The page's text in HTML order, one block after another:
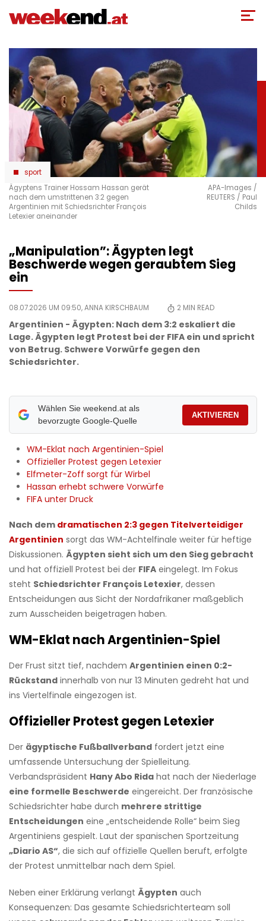
zum
sport
Ägyptens Trainer Hossam Hassan gerät
nach dem umstrittenen 3:2 gegen
Argentinien mit Schiedsrichter François
Letexier aneinander
APA-Images /
REUTERS / Paul
Childs
„Manipulation”: Ägypten legt
Beschwerde wegen geraubtem Sieg
ein
08.07.2026 UM 09:50,ANNA KIRSCHBAUM 2 MIN READ
Argentinien - Ägypten: Nach dem 3:2 eskaliert die
Lage. Ägypten legt Protest bei der FIFA ein und spricht
von Betrug. Schwere Vorwürfe gegen den
Schiedsrichter.
Wählen Sie weekend.at als
bevorzugte Google-Quelle
AKTIVIEREN
​WM-Eklat nach Argentinien-Spiel
​Offizieller Protest gegen Letexier
​Elfmeter-Zoff sorgt für Wirbel
​Hassan erhebt schwere Vorwürfe
​FIFA unter Druck
Nach dem dramatischen 2:3 gegen Titelverteidiger
Argentinien sorgt das WM-Achtelfinale weiter für heftige
Diskussionen. Ägypten sieht sich um den Sieg gebracht
und hat offiziell Protest bei der FIFA eingelegt. Im Fokus
steht Schiedsrichter François Letexier, dessen
Entscheidungen aus Sicht der Nordafrikaner maßgeblich
zum Ausscheiden beigetragen haben.
WM-Eklat nach Argentinien-Spiel
Der Frust sitzt tief, nachdem Argentinien einen 0:2-
Rückstand innerhalb von nur 13 Minuten gedreht hat und
ins Viertelfinale eingezogen ist.
Offizieller Protest gegen Letexier
Der ägyptische Fußballverband fordert jetzt eine
umfassende Untersuchung der Spielleitung.
Verbandspräsident Hany Abo Rida hat nach der Niederlage
eine formelle Beschwerde eingereicht. Der französische
Schiedsrichter habe durch mehrere strittige
Entscheidungen eine „entscheidende Rolle“ beim Sieg
Argentiniens gespielt. Laut der spanischen Sportzeitung
„Diario AS“, die sich auf offizielle Quellen beruft, erfolgte
der Protest unmittelbar nach dem Spiel.
Neben einer Erklärung verlangt Ägypten auch
Konsequenzen: Das gesamte Schiedsrichterteam soll